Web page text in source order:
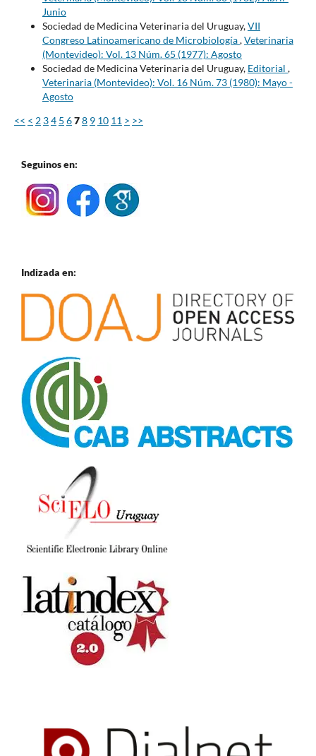
Junio
Sociedad de Medicina Veterinaria del Uruguay,VII
Congreso Latinoamericano de Microbiología,Veterinaria
(Montevideo): Vol. 13 Núm. 65 (1977): Agosto
Sociedad de Medicina Veterinaria del Uruguay, Editorial ,
Veterinaria (Montevideo): Vol. 16 Núm. 73 (1980): Mayo -
Agosto
<< < 2 34 5 678 9 10 11 > >>
Seguinos en:
Indizada en: